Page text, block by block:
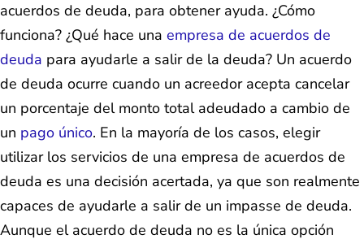
acuerdos de deuda, para obtener ayuda. ¿Cómo
funciona? ¿Qué hace una empresa de acuerdos de
deuda para ayudarle a salir de la deuda? Un acuerdo
de deuda ocurre cuando un acreedor acepta cancelar
un porcentaje del monto total adeudado a cambio de
un pago único. En la mayoría de los casos, elegir
utilizar los servicios de una empresa de acuerdos de
deuda es una decisión acertada, ya que son realmente
capaces de ayudarle a salir de un impasse de deuda.
Aunque el acuerdo de deuda no es la única opción